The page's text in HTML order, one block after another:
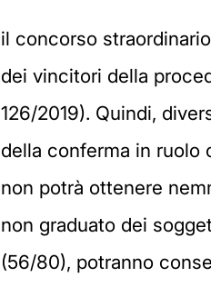
il concorso
dei vincitori della
126/2019). Quindi,
della conferma in ruolo
non potrà ottenere
non graduato dei
(56/80), potranno